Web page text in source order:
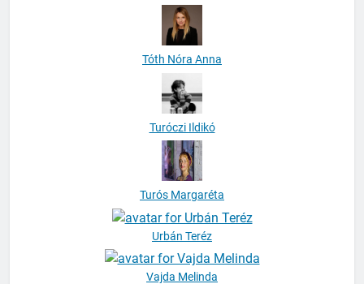
Tóth Nóra Anna
Turóczi Ildikó
Turós Margaréta
Urbán Teréz
Vajda Melinda